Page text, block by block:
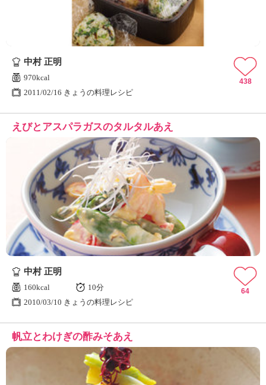
中村 正明
970kcal
2011/02/16 きょうの料理レシピ
438
えびとアスパラガスのタルタルあえ
中村 正明
160kcal
10分
2010/03/10 きょうの料理レシピ
64
帆立とわけぎの酢みそあえ